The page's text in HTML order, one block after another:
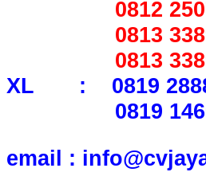
0812 2507
0813 3389
0813 3389
XL : 0819 2888
0819 1460
email :